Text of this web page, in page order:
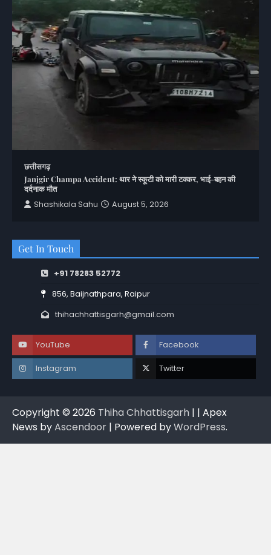
छत्तीसगढ़
Janjgir Champa Accident: थार ने स्कूटी को मारी टक्कर, भाई-बहन की
दर्दनाक मौत
Shashikala Sahu
August 5, 2026
Get In Touch
+91 78283 52772
856, Baijnathpara, Raipur
thihachhattisgarh@gmail.com
YouTube Facebook
Instagram Twitter
Copyright © 2026 Thiha Chhattisgarh | | Apex
News byAscendoor | Powered byWordPress.